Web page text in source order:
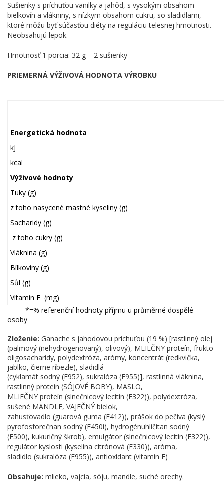
Sušienky s príchuťou vanilky a jahôd, s vysokým obsahom
bielkovín a vlákniny, s nízkym obsahom cukru, so sladidlami,
ktoré môžu byť súčasťou diéty na reguláciu telesnej hmotnosti.
Neobsahujú lepok.
Hmotnosť 1 porcia: 32 g – 2 sušienky
PRIEMERNÁ VÝŽIVOVÁ HODNOTA VÝROBKU
Energetická hodnota
kJ
kcal
Výživové hodnoty
Tuky (g)
z toho nasycené mastné kyseliny (g)
Sacharidy (g)
z toho cukry (g)
Vláknina (g)
Bílkoviny (g)
Sůl (g)
Vitamin E (mg)
*=% referenční hodnoty příjmu u průměrné dospělé
osoby
Zloženie: Ganache s jahodovou príchuťou (19 %) [rastlinný olej
(palmový (nehydrogenovaný), olivový), MLIEČNY proteín, frukto-
oligosacharidy, polydextróza, arómy, koncentrát (redkvička,
jablko, čierne ríbezle), sladidlá
(cyklamát sodný (E952), sukralóza (E955)], rastlinná vláknina,
rastlinný proteín (SÓJOVÉ BOBY), MASLO,
MLIEČNY proteín (slnečnicový lecitín (E322)), polydextróza,
sušené MANDLE, VAJEČNÝ bielok,
zahusťovadlo (guarová guma (E412)), prášok do pečiva (kyslý
pyrofosforečnan sodný (E450i), hydrogénuhličitan sodný
(E500), kukuričný škrob), emulgátor (slnečnicový lecitín (E322)),
regulátor kyslosti (kyselina citrónová (E330)), aróma,
sladidlo (sukralóza (E955)), antioxidant (vitamín E)
Obsahuje: mlieko, vajcia, sóju, mandle, suché orechy.